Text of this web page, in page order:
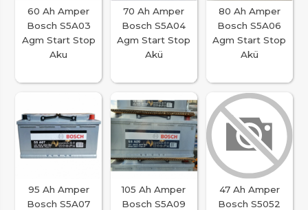
60 Ah Amper
Bosch S5A03
Agm Start Stop
Aku
70 Ah Amper
Bosch S5A04
Agm Start Stop
Akü
80 Ah Amper
Bosch S5A06
Agm Start Stop
Akü
95 Ah Amper
Bosch S5A07
105 Ah Amper
Bosch S5A09
47 Ah Amper
Bosch S5052